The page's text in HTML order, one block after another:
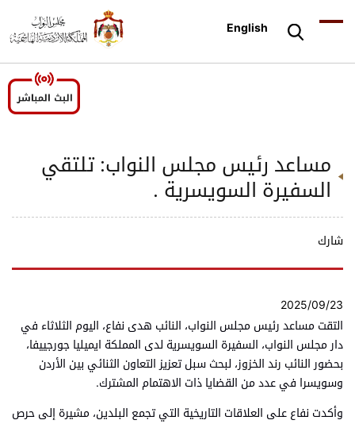
English
مساعد رئيس مجلس النواب: تلتقي
السفيرة السويسرية .
شارك
2025/09/23
التقت مساعد رئيس مجلس النواب، النائب هدى نفاع، اليوم الثلاثاء في
دار مجلس النواب، السفيرة السويسرية لدى المملكة ايميليا جورجييفا،
بحضور النائب رند الخزوز، لبحث سبل تعزيز التعاون الثنائي بين الأردن
وسويسرا في عدد من القضايا ذات الاهتمام المشترك.
وأكدت نفاع على العلاقات التاريخية التي تجمع البلدين، مشيرة إلى حرص